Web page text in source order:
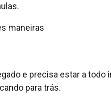
maneiras
e precisa estar a todo
para trás.